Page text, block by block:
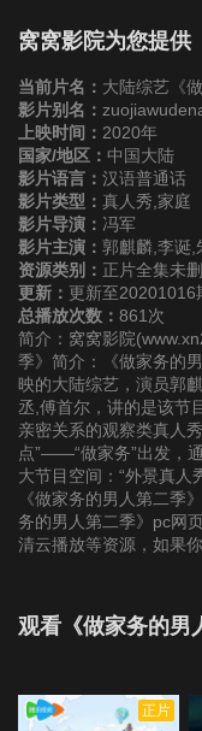
第20200821(上)期
第20200828(下)期
第20200911(上)期
第20200918(下)期
第20201002(上)期
第20201009(下)期
窝窝影院为您提供
当前片名： 大陆综艺《
影片别名：
上映时间： 2020年
国家/地区： 中国大陆
影片语言： 汉语普通话
影片类型： 真人秀,家庭
影片导演： 冯军
影片主演： 郭麒麟,李诞,
资源类别： 正片全集未
更新： 更新至
总播放次数： 861次
简介：窝窝影院
季》简介：《做家务的
映的大陆综艺，演员郭
丞,傅首尔，讲的是该节
亲密关系的观察类真人
点”——“做家务”出发，
大节目空间：“外景真人
《做家务的男人第二季
务的男人第二季》pc网
清云播放等资源，如果
观看《做家务的男
正片